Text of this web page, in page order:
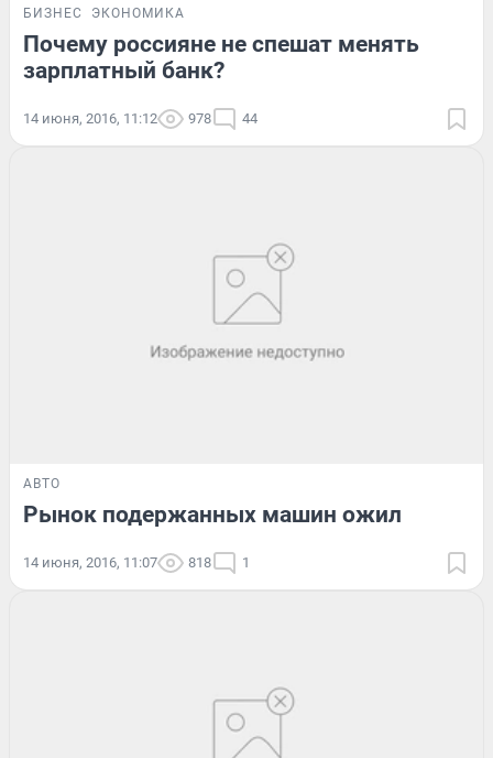
БИЗНЕС ЭКОНОМИКА
Почему россияне не спешат менять
зарплатный банк?
14 июня, 2016, 11:12 978 44
АВТО
Рынок подержанных машин ожил
14 июня, 2016, 11:07 818 1